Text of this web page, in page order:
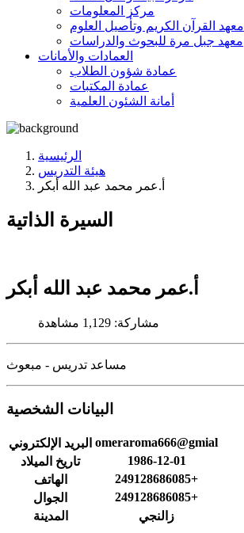
مركز المعلومات
معهد القرآن الكريم وتأصيل العلوم
معهد جبل مرة للبحوث والدراسات
العمادات والأمانات
عمادة شؤون الطلاب
عمادة المكتبات
أمانة الشئون العلمية
الرئيسية
هيئة التدريس
أ.عمر محمد عبد الله أبكر
السيرة الذاتية
أ.عمر محمد عبد الله أبكر
مشاركة: 1,129 مشاهدة
مساعد تدريس - مبعوث
البيانات الشخصية
البريد الإلكتروني omeraroma666@gmial
تاريخ الميلاد
1986-12-01
الهاتف
249128686085+
الجوال
249128686085+
المدينة
زالنجي